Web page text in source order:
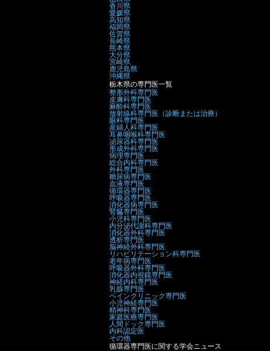
香川県
愛媛県
高知県
福岡県
佐賀県
長崎県
熊本県
大分県
宮崎県
鹿児島県
沖縄県
栃木県の専門医一覧
整形外科専門医
皮膚科専門医
麻酔科専門医
放射線科専門医（診断または治療）
眼科専門医
産婦人科専門医
耳鼻咽喉科専門医
泌尿器科専門医
形成外科専門医
病理専門医
総合内科専門医
外科専門医
糖尿病専門医
血液専門医
循環器専門医
呼吸器専門医
消化器病専門医
腎臓専門医
小児科専門医
内分泌代謝科専門医
消化器外科専門医
透析専門医
脳神経外科専門医
リハビリテーション科専門医
老年病専門医
呼吸器外科専門医
消化器内視鏡専門医
神経内科専門医
乳腺専門医
ペインクリニック専門医
小児神経専門医
精神科専門医
家庭医療専門医
人間ドック専門医
内科認定医
その他
循環器専門医に関する学会ニュース